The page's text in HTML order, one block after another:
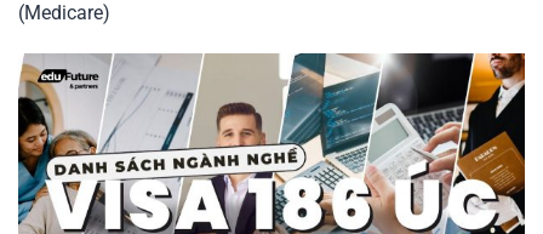
(Medicare)